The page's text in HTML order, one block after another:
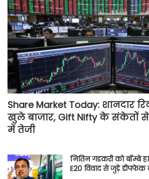
Share Market Today: शानदार
खुले बाजार, Gift Nifty के संकेतों
में तेजी
नितिन गडकरी को बॉम्बे
E20 विवाद से जुड़े